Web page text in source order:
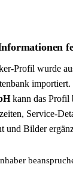
Profil wurde
importiert.
kann das Profil
Service-
und Bilder